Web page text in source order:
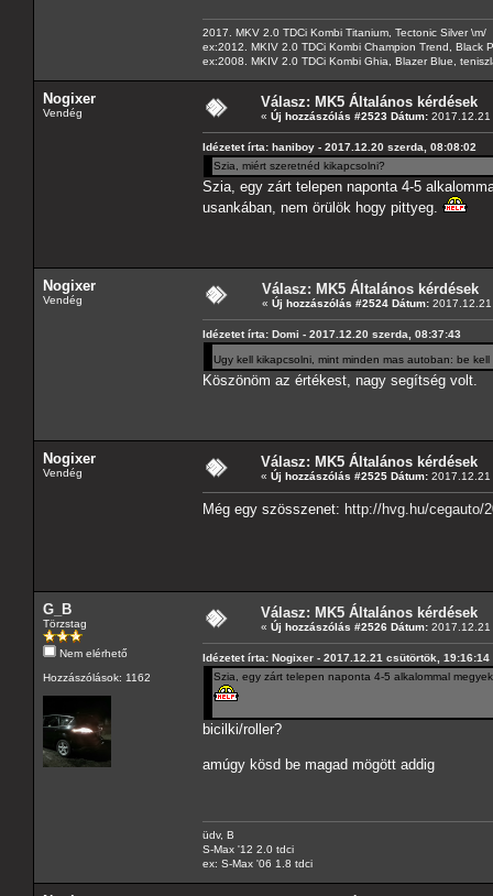
2017. MKV 2.0 TDCi Kombi Titanium, Tectonic Silver \m/
ex:2012. MKIV 2.0 TDCi Kombi Champion Trend, Black
ex:2008. MKIV 2.0 TDCi Kombi Ghia, Blazer Blue,
Nogixer
Vendég
Válasz: MK5 Általános kérdések
« Új hozzászólás #2523 Dátum: 2017.12.21
Idézetet írta: haniboy - 2017.12.20 szerda, 08:08:02
Szia, miért szeretnéd kikapcsolni?
Szia, egy zárt telepen naponta 4-5
usankában, nem örülök hogy pittyeg.
Nogixer
Vendég
Válasz: MK5 Általános kérdések
« Új hozzászólás #2524 Dátum:
Idézetet írta: Domi - 2017.12.20 szerda, 08:37:43
Ugy kell kikapcsolni, mint minden mas autoban: be
Köszönöm az értékest, nagy segítség volt.
Nogixer
Vendég
Válasz: MK5 Általános kérdések
« Új hozzászólás #2525 Dátum: 2017.12.21
Még egy szösszenet: http://hvg.hu/cegauto/
G_B
Törzstag
Nem elérhető
Hozzászólások: 1162
Válasz: MK5 Általános kérdések
« Új hozzászólás #2526 Dátum: 2017.12.21
Idézetet írta: Nogixer - 2017.12.21 csütörtök, 19:16:14
Szia, egy zárt telepen naponta 4-5 alkalommal
bicilki/roller?
amúgy kösd be magad mögött addig
üdv, B
S-Max '12 2.0 tdci
ex: S-Max '06 1.8 tdci